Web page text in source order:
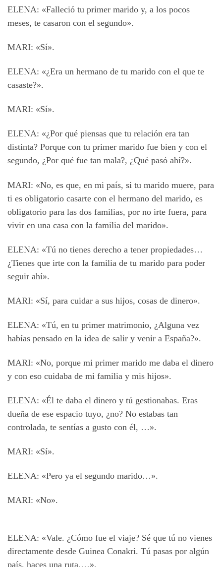
ELENA: «Falleció tu primer marido y, a los pocos
meses, te casaron con el segundo».
MARI: «Sí».
ELENA: «¿Era un hermano de tu marido con el que te
casaste?».
MARI: «Sí».
ELENA: «¿Por qué piensas que tu relación era tan
distinta? Porque con tu primer marido fue bien y con el
segundo, ¿Por qué fue tan mala?, ¿Qué pasó ahí?».
MARI: «No, es que, en mi país, si tu marido muere, para
ti es obligatorio casarte con el hermano del marido, es
obligatorio para las dos familias, por no irte fuera, para
vivir en una casa con la familia del marido».
ELENA: «Tú no tienes derecho a tener propiedades…
¿Tienes que irte con la familia de tu marido para poder
seguir ahí».
MARI: «Sí, para cuidar a sus hijos, cosas de dinero».
ELENA: «Tú, en tu primer matrimonio, ¿Alguna vez
habías pensado en la idea de salir y venir a España?».
MARI: «No, porque mi primer marido me daba el dinero
y con eso cuidaba de mi familia y mis hijos».
ELENA: «Él te daba el dinero y tú gestionabas. Eras
dueña de ese espacio tuyo, ¿no? No estabas tan
controlada, te sentías a gusto con él, …».
MARI: «Sí».
ELENA: «Pero ya el segundo marido…».
MARI: «No».
ELENA: «Vale. ¿Cómo fue el viaje? Sé que tú no vienes
directamente desde Guinea Conakri. Tú pasas por algún
país, haces una ruta,…».